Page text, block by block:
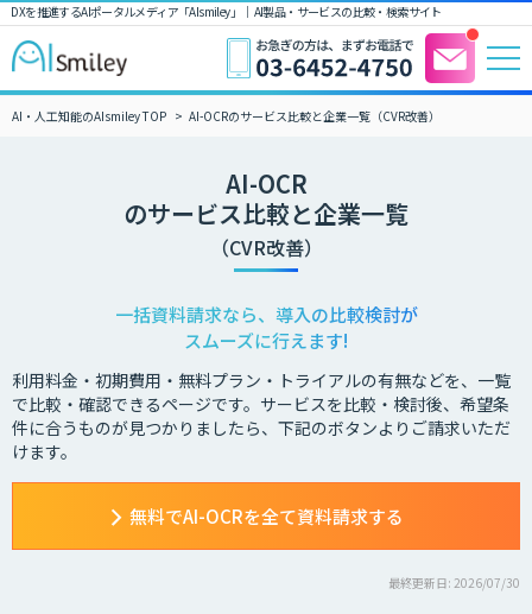
DXを推進するAIポータルメディア「AIsmiley」｜ AI製品・サービスの比較・検索サイト
AI・人工知能のAIsmiley TOP AI-OCRのサービス比較と企業一覧（CVR改善）
AI-OCR
のサービス比較と企業一覧
（CVR改善）
一括資料請求なら、導入の比較検討が
スムーズに行えます!
利用料金・初期費用・無料プラン・トライアルの有無などを、一覧
で比較・確認できるページです。サービスを比較・検討後、希望条
件に合うものが見つかりましたら、下記のボタンよりご請求いただ
けます。
無料でAI-OCRを全て資料請求する
最終更新日: 2026/07/30